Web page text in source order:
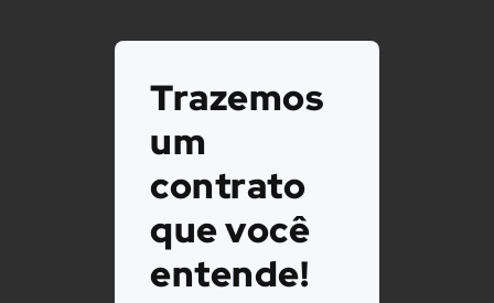
Trazemos
um
contrato
que você
entende!